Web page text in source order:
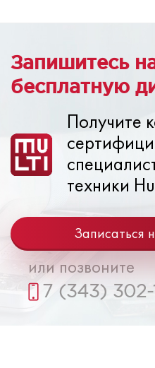
Запишитесь
бесплатную
Получите
техники
Записаться
или позвоните
7 (343)